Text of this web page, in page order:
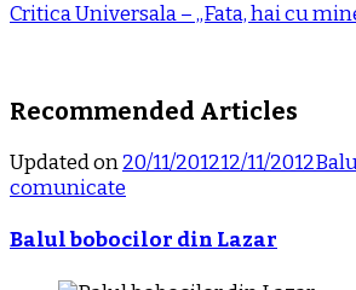
Critica Universala – „Fata, hai cu
Recommended Articles
Updated on20/11/201212/11/2012
comunicate
Balul bobocilor din Lazar